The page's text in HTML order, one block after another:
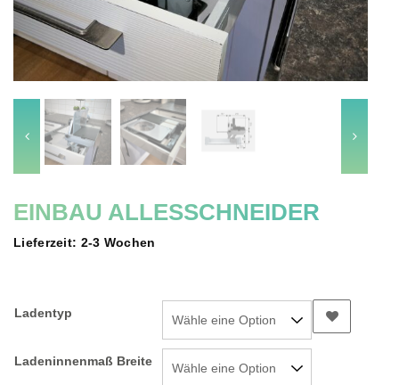
EINBAU ALLESSCHNEIDER
Lieferzeit: 2-3 Wochen
Ladentyp
Ladeninnenmaß Breite